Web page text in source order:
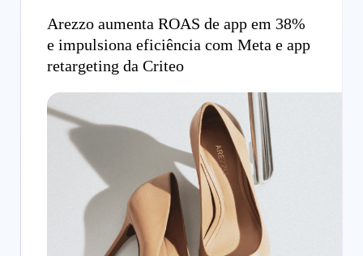
Arezzo aumenta ROAS de app em 38%
e impulsiona eficiência com Meta e app
retargeting da Criteo